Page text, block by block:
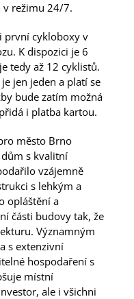
v režimu 24/7.
první cykloboxy v
K dispozici je 6
tedy až 12 cyklistů.
jen jeden a platí se
bude zatím možná
i platba kartou.
město Brno
s kvalitní
vzájemně
s lehkým a
opláštění a
části budovy tak, že
Významným
s extenzivní
hospodaření s
místní
ale i všichni